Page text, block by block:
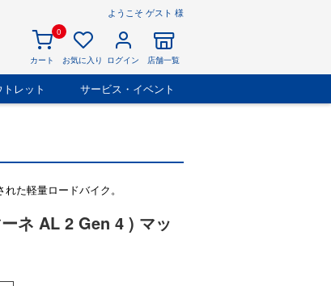
ようこそ ゲスト 様
0
カート お気に入り ログイン 店舗一覧
トレット サービス・イベント
た軽量ロードバイク。
ネ AL 2 Gen 4 ) マッ